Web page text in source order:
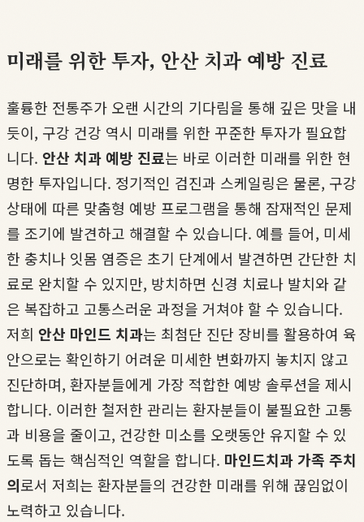
미래를 위한 투자, 안산 치과 예방 진료
훌륭한 전통주가 오랜 시간의 기다림을 통해 깊은 맛을 내
듯이, 구강 건강 역시 미래를 위한 꾸준한 투자가 필요합
니다. 안산 치과 예방 진료는 바로 이러한 미래를 위한 현
명한 투자입니다. 정기적인 검진과 스케일링은 물론, 구강
상태에 따른 맞춤형 예방 프로그램을 통해 잠재적인 문제
를 조기에 발견하고 해결할 수 있습니다. 예를 들어, 미세
한 충치나 잇몸 염증은 초기 단계에서 발견하면 간단한 치
료로 완치할 수 있지만, 방치하면 신경 치료나 발치와 같
은 복잡하고 고통스러운 과정을 거쳐야 할 수 있습니다.
저희 안산 마인드 치과는 최첨단 진단 장비를 활용하여 육
안으로는 확인하기 어려운 미세한 변화까지 놓치지 않고
진단하며, 환자분들에게 가장 적합한 예방 솔루션을 제시
합니다. 이러한 철저한 관리는 환자분들이 불필요한 고통
과 비용을 줄이고, 건강한 미소를 오랫동안 유지할 수 있
도록 돕는 핵심적인 역할을 합니다. 마인드치과 가족 주치
의로서 저희는 환자분들의 건강한 미래를 위해 끊임없이
노력하고 있습니다.